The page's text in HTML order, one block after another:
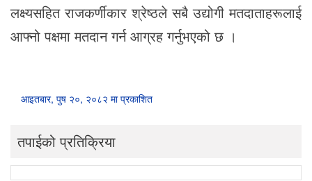
लक्ष्यसहित राजकर्णीकार श्रेष्ठले सबै उद्योगी मतदाताहरूलाई
आफ्नो पक्षमा मतदान गर्न आग्रह गर्नुभएको छ ।
आइतबार, पुष २०, २०८२ मा प्रकाशित
तपाईको प्रतिक्रिया